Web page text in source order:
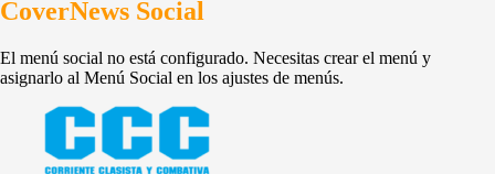
CoverNews Social
El menú social no está configurado. Necesitas crear el menú y
asignarlo al Menú Social en los ajustes de menús.